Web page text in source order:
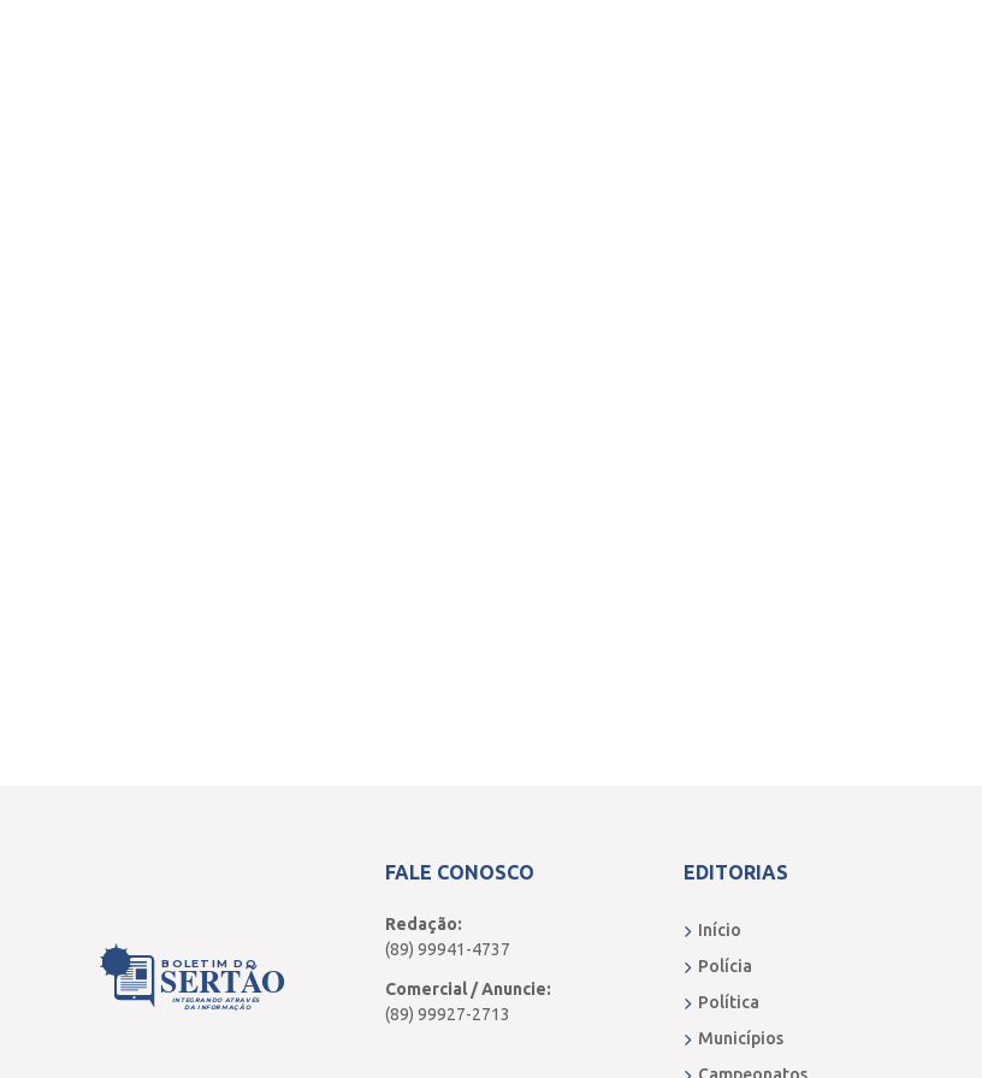
BOLETIM DO
SERTÃO
INTEGRANDO ATRAVÉS
DA INFORMAÇÃO
FALE CONOSCO
Redação:
(89) 99941-4737
Comercial / Anuncie:
(89) 99927-2713
EDITORIAS
Início
Polícia
Política
Municípios